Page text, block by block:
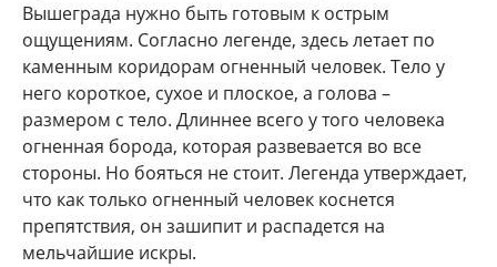
Вышеграда нужно быть готовым к острым
ощущениям. Согласно легенде, здесь летает по
каменным коридорам огненный человек. Тело у
него короткое, сухое и плоское, а голова –
размером с тело. Длиннее всего у того человека
огненная борода, которая развевается во все
стороны. Но бояться не стоит. Легенда утверждает,
что как только огненный человек коснется
препятствия, он зашипит и распадется на
мельчайшие искры.